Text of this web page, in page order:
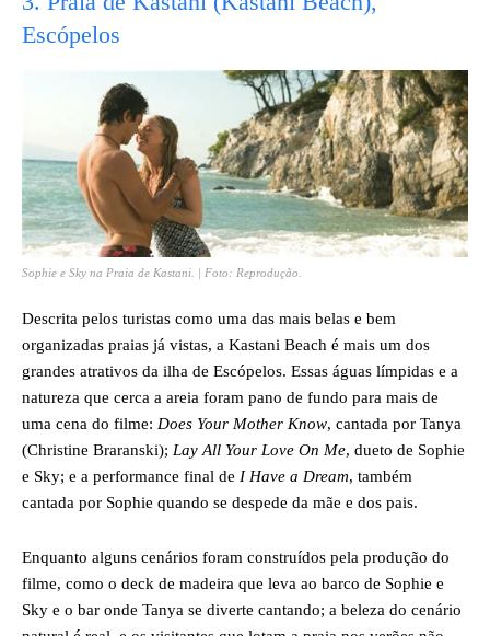
Escópelos
Sophie e Sky na Praia de Kastani. | Foto: Reprodução.
Descrita pelos turistas como uma das mais belas e bem
organizadas praias já vistas, a Kastani Beach é mais um dos
grandes atrativos da ilha de Escópelos. Essas águas límpidas e a
natureza que cerca a areia foram pano de fundo para mais de
uma cena do filme: Does Your Mother Know, cantada por Tanya
(Christine Braranski); Lay All Your Love On Me, dueto de Sophie
e Sky; e a performance final de I Have a Dream, também
cantada por Sophie quando se despede da mãe e dos pais.
Enquanto alguns cenários foram construídos pela produção do
filme, como o deck de madeira que leva ao barco de Sophie e
Sky e o bar onde Tanya se diverte cantando; a beleza do cenário